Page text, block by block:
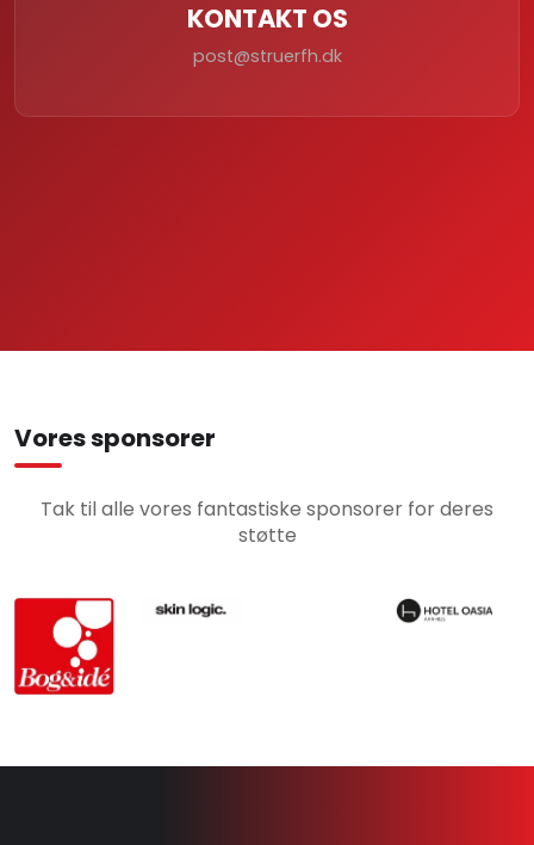
KONTAKT OS
post@struerfh.dk
Vores sponsorer
Tak til alle vores fantastiske sponsorer for deres
støtte